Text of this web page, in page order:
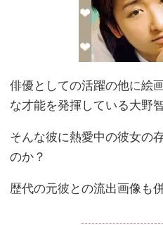
俳優としての活躍の他に絵
な才能を発揮している大野智
そんな彼に熱愛中の彼女の
のか？
歴代の元彼との流出画像も